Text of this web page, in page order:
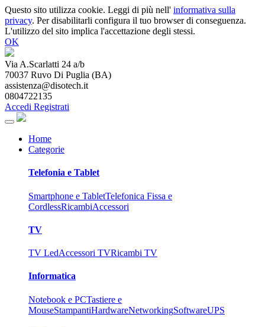
Questo sito utilizza cookie. Leggi di più nell' informativa sulla
privacy. Per disabilitarli configura il tuo browser di conseguenza.
L'utilizzo del sito implica l'accettazione degli stessi.
OK
Via A.Scarlatti 24 a/b
70037 Ruvo Di Puglia (BA)
assistenza@disotech.it
0804722135
Accedi Registrati
Home
Categorie
Telefonia e Tablet
Smartphone e TabletTelefonica Fissa e
CordlessRicambiAccessori
TV
TV LedAccessori TVRicambi TV
Informatica
Notebook e PCTastiere e
MouseStampantiHardwareNetworkingSoftwareUPS